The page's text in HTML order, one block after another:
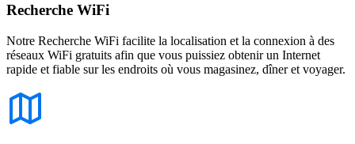
Recherche WiFi
Notre Recherche WiFi facilite la localisation et la connexion à des
réseaux WiFi gratuits afin que vous puissiez obtenir un Internet
rapide et fiable sur les endroits où vous magasinez, dîner et voyager.